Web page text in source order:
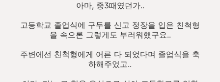
아마, 중3때였던가..
고등학교 졸업식에 구두를 신고 정장을 입은 친척형
을 속으론 그렇게도 부러워했구요..
주변에선 친척형에게 어른 다 되었다며 졸업식을 축
하해주었고..